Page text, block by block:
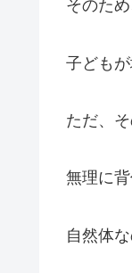
そのた
子ども
ただ、
無理に
自然体